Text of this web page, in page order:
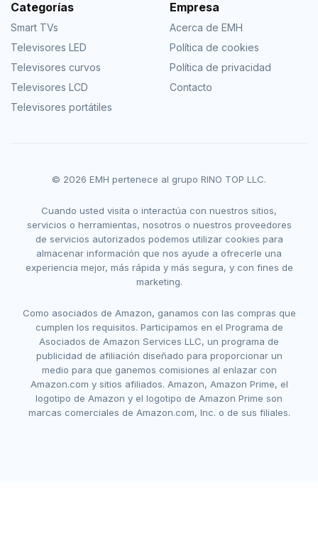
Categorías
Smart TVs
Televisores LED
Televisores curvos
Televisores LCD
Televisores portátiles
Empresa
Acerca de EMH
Política de cookies
Política de privacidad
Contacto
© 2026 EMH pertenece al grupo RINO TOP LLC.
Cuando usted visita o interactúa con nuestros sitios,
servicios o herramientas, nosotros o nuestros proveedores
de servicios autorizados podemos utilizar cookies para
almacenar información que nos ayude a ofrecerle una
experiencia mejor, más rápida y más segura, y con fines de
marketing.
Como asociados de Amazon, ganamos con las compras que
cumplen los requisitos. Participamos en el Programa de
Asociados de Amazon Services LLC, un programa de
publicidad de afiliación diseñado para proporcionar un
medio para que ganemos comisiones al enlazar con
Amazon.com y sitios afiliados. Amazon, Amazon Prime, el
logotipo de Amazon y el logotipo de Amazon Prime son
marcas comerciales de Amazon.com, Inc. o de sus filiales.